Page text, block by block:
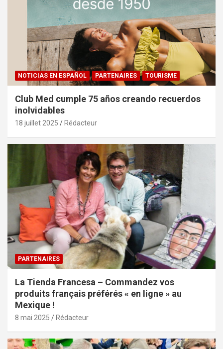
NOTICIAS EN ESPAÑOL PARTENAIRES TOURISME
Club Med cumple 75 años creando recuerdos
inolvidables
18 juillet 2025 Rédacteur
PARTENAIRES
La Tienda Francesa – Commandez vos
produits français préférés « en ligne » au
Mexique !
8 mai 2025 Rédacteur